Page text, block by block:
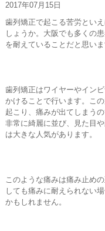
2017年07月15日
歯列矯正で起こる苦労とい
しょうか。大阪でも多くの
を耐えていることだと思いま
歯列矯正はワイヤーやイン
かけることで行います。こ
起こり、痛みが出てしまう
非常に綺麗に並び、見た目
は大きな人気があります。
このような痛みは痛み止め
しても痛みに耐えられない
かもしれません。